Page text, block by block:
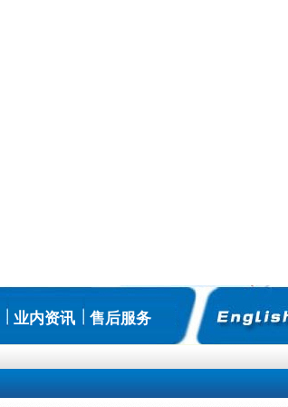
业内资讯 售后服务